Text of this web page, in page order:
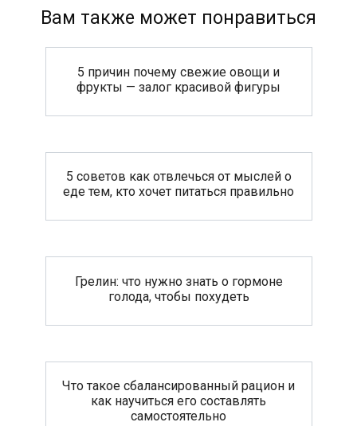
Вам также может понравиться
5 причин почему свежие овощи и
фрукты — залог красивой фигуры
5 советов как отвлечься от мыслей о
еде тем, кто хочет питаться правильно
Грелин: что нужно знать о гормоне
голода, чтобы похудеть
Что такое сбалансированный рацион и
как научиться его составлять
самостоятельно